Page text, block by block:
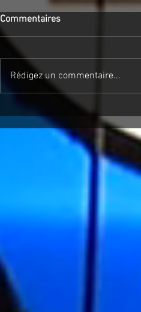
Commentaires
Rédigez un commentaire...